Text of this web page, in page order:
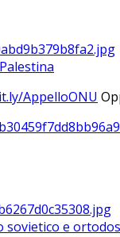
AppelloONU
sovietico e